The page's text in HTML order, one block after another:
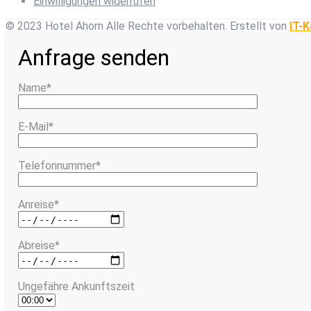
© 2023 Hotel Ahorn Alle Rechte vorbehalten. Erstellt von IT-
Anfrage senden
Name*
E-Mail*
Telefonnummer*
Anreise*
Abreise*
Ungefähre Ankunftszeit